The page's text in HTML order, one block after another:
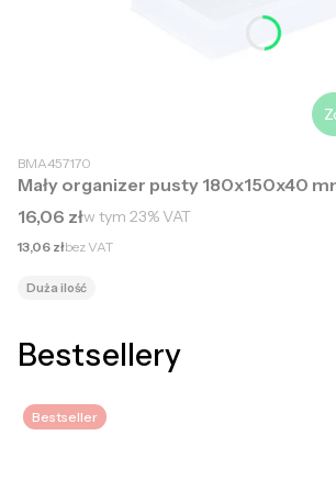
BMA457170
Mały organizer pusty 180x150x40
Cena brutto
16,06 złw tym 23%VAT
Cena netto
13,06 złbez VAT
Duża ilość
Bestsellery
Bestseller